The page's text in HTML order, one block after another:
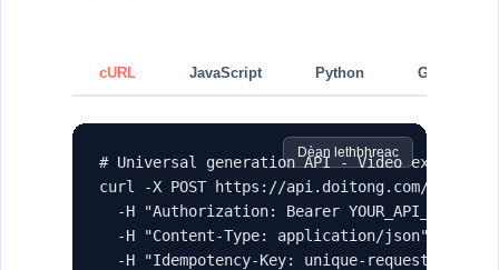
cURL JavaScript Python GraphQL
Dèan lethbhreac
# Universal generation API - Video example
curl -X POST https://api.doitong.com/
  -H "Authorization: Bearer YOUR_API_KEY" \
  -H "Content-Type: application/json" \
-H "Idempotency-Key: unique-request-id-